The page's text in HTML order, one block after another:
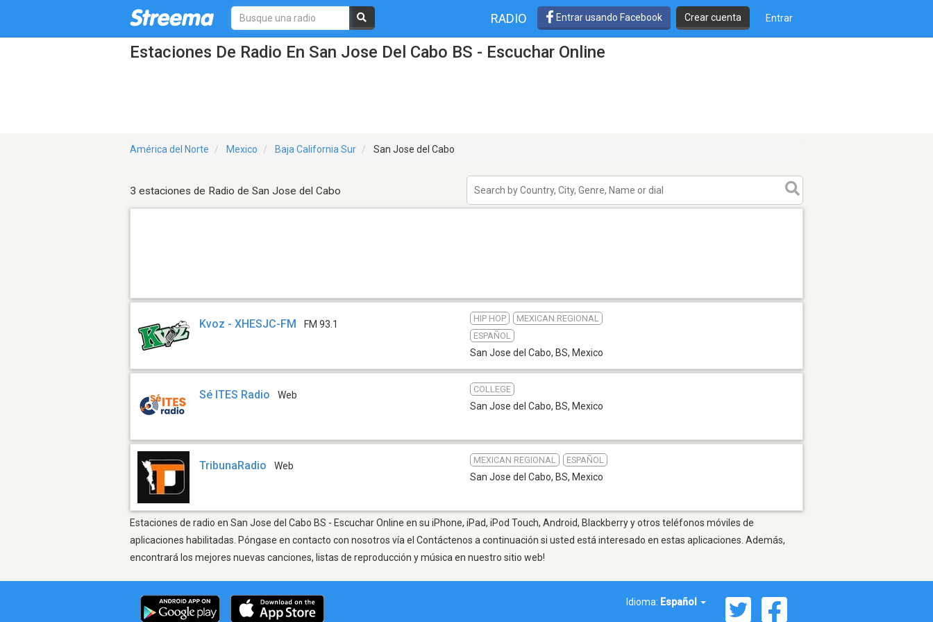
RADIO Entrar usando Facebook Crear cuenta Entrar
Estaciones De Radio En San Jose Del Cabo BS - Escuchar Online
América del Norte Mexico Baja California Sur San Jose del Cabo
3 estaciones de Radio de San Jose del Cabo
Kvoz - XHESJC-FM FM 93.1
HIP HOP
MEXICAN REGIONAL
ESPAÑOL
San Jose del Cabo, BS, Mexico
Sé ITES Radio Web
COLLEGE
San Jose del Cabo, BS, Mexico
TribunaRadio Web
MEXICAN REGIONAL ESPAÑOL
San Jose del Cabo, BS, Mexico
Estaciones de radio en San Jose del Cabo BS - Escuchar Online en su iPhone, iPad, iPod Touch, Android, Blackberry y otros teléfonos móviles de
aplicaciones habilitadas. Póngase en contacto con nosotros vía el Contáctenos a continuación si usted está interesado en estas aplicaciones. Además,
encontrará los mejores nuevas canciones, listas de reproducción y música en nuestro sitio web!
Idioma: Español